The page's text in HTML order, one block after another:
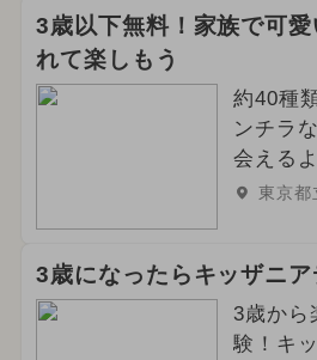
2024年6月のイベント
冬休み 2025年5月
2025年1月のイベント
夏休み（日帰り）
2024年10月のイベント
3歳以下無料！家族で可
れて楽しもう
約40種
ンチラ
会えるよ
東京都
3歳になったらキッザニア
3歳から
験！キ